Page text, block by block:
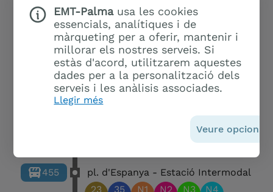
35
107
la Rambla - Via Roma
35
Àrea d'intercanvi Alemanya -
455
pl. d'Espanya - Estació Intermodal
23
35 N1 N2 N3 N4
EMT-Palma usa les cookies
essencials, analítiques i de
màrqueting per a oferir, mantenir i
millorar els nostres serveis. Si
estàs d'acord, utilitzarem aquestes
dades per a la personalització dels
serveis i les anàlisis associades.
Llegir més
Veure opcions